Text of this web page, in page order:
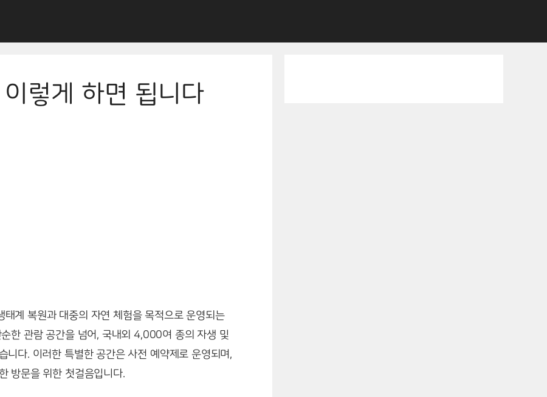
렇게 하면 됩니다
계 복원과 대중의 자연 체험을 목적으로 운영되는
한 관람 공간을 넘어, 국내외 4,000여 종의 자생 및
니다. 이러한 특별한 공간은 사전 예약제로 운영되며,
방문을 위한 첫걸음입니다.